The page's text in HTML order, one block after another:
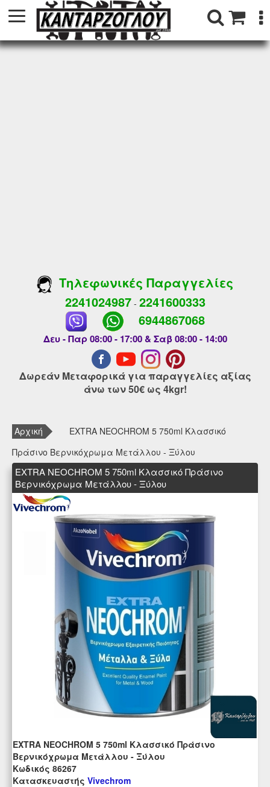
Τηλεφωνικές Παραγγελίες
2241024987- 2241600333
6944867068
Δευ - Παρ 08:00 - 17:00 & Σαβ 08:00 - 14:00
Δωρεάν Μεταφορικά για παραγγελίες αξίας
άνω των 50€ ως 4kgr!
Αρχική
EXTRA NEOCHROM 5 750ml Κλασσικό
Πράσινο Βερνικόχρωμα Μετάλλου - Ξύλου
EXTRA NEOCHROM 5 750ml Κλασσικό Πράσινο
Βερνικόχρωμα Μετάλλου - Ξύλου
EXTRA NEOCHROM 5 750ml Κλασσικό Πράσινο
Βερνικόχρωμα Μετάλλου - Ξύλου
Kωδικός 86267
Κατασκευαστής Vivechrom